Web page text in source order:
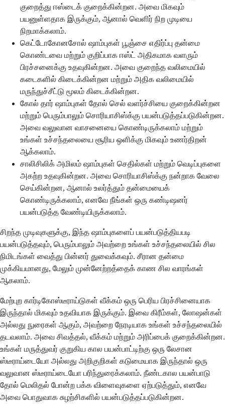
குறைத்து ஈஸ்டைக் குறைக்கின்றன. அவை மிகவும்
பயனுள்ளதாக இருக்கும், ஆனால் வெளிர் நிற முடியை
நிறமாக்கலாம்.
கெட்டோகோனசோல் ஷாம்புகள் பூஞ்சை எதிர்ப்பு தன்மை
கொண்டவை மற்றும் குறிப்பாக ஈஸ்ட் அதிகமாக வளரும்
பிரச்சனைக்கு உதவுகின்றன. அவை குறைந்த வலிமையில்
கடைகளில் கிடைக்கின்றன மற்றும் அதிக வலிமையில்
மருந்துச்சீட்டு மூலம் கிடைக்கின்றன.
கோல் தார் ஷாம்புகள் தோல் செல் வளர்ச்சியை குறைக்கின்றன
மற்றும் பெரும்பாலும் சொரியாசிஸ்க்கு பயன்படுத்தப்படுகின்றன.
அவை வலுவான வாசனையை கொண்டிருக்கலாம் மற்றும்
உங்கள் உச்சந்தலையை சூரிய ஒளிக்கு மிகவும் உணர்திறன்
ஆக்கலாம்.
சாலிசிலிக் அமிலம் ஷாம்புகள் செதில்கள் மற்றும் வெடிப்புகளை
அகற்ற உதவுகின்றன. அவை சொரியாசிஸ்க்கு நன்றாக வேலை
செய்கின்றன, ஆனால் உலர்த்தும் தன்மையைக்
கொண்டிருக்கலாம், எனவே நீங்கள் ஒரு கண்டிஷனர்
பயன்படுத்த வேண்டியிருக்கலாம்.
சிறந்த முடிவுகளுக்கு, இந்த ஷாம்புகளைப் பயன்படுத்தியபடி
பயன்படுத்தவும், பெரும்பாலும் அவற்றை உங்கள் உச்சந்தலையில் சில
நிமிடங்கள் வைத்து பின்னர் துவைக்கவும். சீரான தன்மை
முக்கியமானது, மேலும் முன்னேற்றத்தைக் காண சில வாரங்கள்
ஆகலாம்.
மேற்புற கார்டிகோஸ்டீராய்டுகள் வீக்கம் ஒரு பெரிய பிரச்சினையாக
இருந்தால் மிகவும் உதவியாக இருக்கும். இவை கிரீம்கள், லோஷன்கள்
அல்லது நுரைகள் ஆகும், அவற்றை நேரடியாக உங்கள் உச்சந்தலையில்
தடவலாம். அவை சிவத்தல், வீக்கம் மற்றும் அரிப்பைக் குறைக்கின்றன.
உங்கள் மருத்துவர் குறுகிய கால பயன்பாட்டிற்கு ஒரு லேசான
ஸ்டீராய்டையோ அல்லது அறிகுறிகள் கடுமையாக இருந்தால் ஒரு
வலுவான ஸ்டீராய்டையோ பரிந்துரைக்கலாம். நீண்டகால பயன்பாடு
தோல் மெலிதல் போன்ற பக்க விளைவுகளை ஏற்படுத்தும், எனவே
அவை பொதுவாக சுழற்சிகளில் பயன்படுத்தப்படுகின்றன.